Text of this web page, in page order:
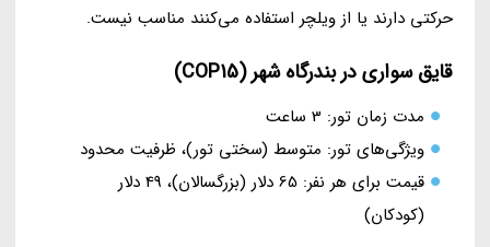
حرکتی دارند یا از ویلچر استفاده می‌کنند مناسب نیست.
قایق سواری در بندرگاه شهر (COP15)
مدت زمان تور: 3 ساعت
ویژگی‌های تور: متوسط (سختی تور)، ظرفیت محدود
قیمت برای هر نفر: 65 دلار (بزرگسالان)، 49 دلار
(کودکان)